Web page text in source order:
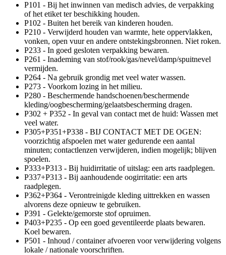
P101 - Bij het inwinnen van medisch advies, de verpakking
of het etiket ter beschikking houden.
P102 - Buiten het bereik van kinderen houden.
P210 - Verwijderd houden van warmte, hete oppervlakken,
vonken, open vuur en andere ontstekingsbronnen. Niet roken.
P233 - In goed gesloten verpakking bewaren.
P261 - Inademing van stof/rook/gas/nevel/damp/spuitnevel
vermijden.
P264 - Na gebruik grondig met veel water wassen.
P273 - Voorkom lozing in het milieu.
P280 - Beschermende handschoenen/beschermende
kleding/oogbescherming/gelaatsbescherming dragen.
P302 + P352 - In geval van contact met de huid: Wassen met
veel water.
P305+P351+P338 - BIJ CONTACT MET DE OGEN:
voorzichtig afspoelen met water gedurende een aantal
minuten; contactlenzen verwijderen, indien mogelijk; blijven
spoelen.
P333+P313 - Bij huidirritatie of uitslag: een arts raadplegen.
P337+P313 - Bij aanhoudende oogirritatie: een arts
raadplegen.
P362+P364 - Verontreinigde kleding uittrekken en wassen
alvorens deze opnieuw te gebruiken.
P391 - Gelekte/gemorste stof opruimen.
P403+P235 - Op een goed geventileerde plaats bewaren.
Koel bewaren.
P501 - Inhoud / container afvoeren voor verwijdering volgens
lokale / nationale voorschriften.